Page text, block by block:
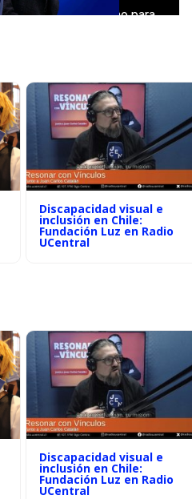
Discapacidad visual e
inclusión en Chile:
Fundación Luz en Radio
UCentral
Discapacidad visual e
inclusión en Chile:
Fundación Luz en Radio
UCentral